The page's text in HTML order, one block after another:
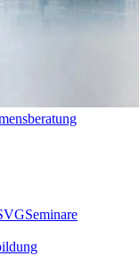
Seminare